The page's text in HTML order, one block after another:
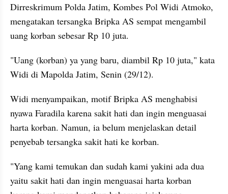
Dirreskrimum Polda Jatim, Kombes Pol Widi Atmoko,
mengatakan tersangka Bripka AS sempat mengambil
uang korban sebesar Rp 10 juta.
"Uang (korban) ya yang baru, diambil Rp 10 juta," kata
Widi di Mapolda Jatim, Senin (29/12).
Widi menyampaikan, motif Bripka AS menghabisi
nyawa Faradila karena sakit hati dan ingin menguasai
harta korban. Namun, ia belum menjelaskan detail
penyebab tersangka sakit hati ke korban.
"Yang kami temukan dan sudah kami yakini ada dua
yaitu sakit hati dan ingin menguasai harta korban